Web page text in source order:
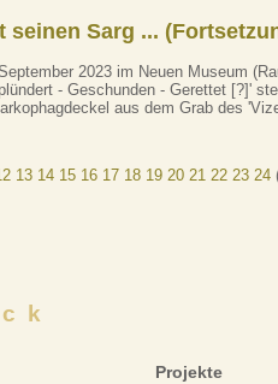
seinen Sarg ...
2023 im Neuen Museum
- Geschunden - Gerettet [?]'
aus dem Grab des
13 14 15 16 17 18 19 20 21 22 23 24
Projekte